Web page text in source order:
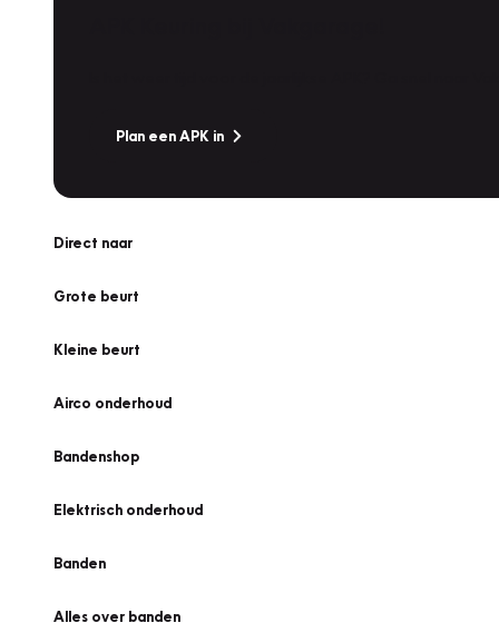
Plan een APK in
Direct naar
Grote beurt
Kleine beurt
Airco onderhoud
Bandenshop
Elektrisch onderhoud
Banden
Alles over banden